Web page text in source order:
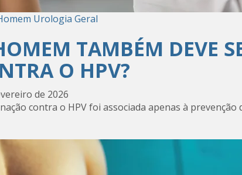
Urologia Geral
TAMBÉM DEVE
O HPV?
de 2026
contra o HPV foi associada apenas à prevenção